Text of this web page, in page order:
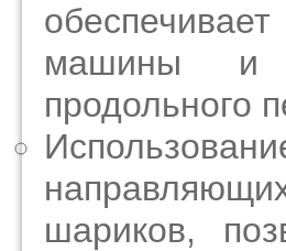
машины и
продольного
шариков,